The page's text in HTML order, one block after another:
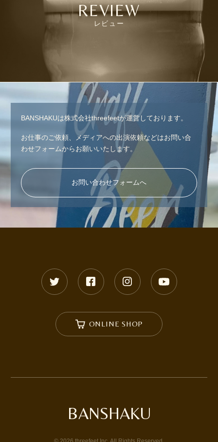
REVIEW
レビュー
BANSHAKUは株式会社threefeetが運営しております。
お仕事のご依頼、メディアへの出演依頼などはお問い合
わせフォームからお願いいたします。
お問い合わせフォームへ
ONLINE SHOP
BANSHAKU
© 2026 threefeet,Inc. All Rights Reserved.